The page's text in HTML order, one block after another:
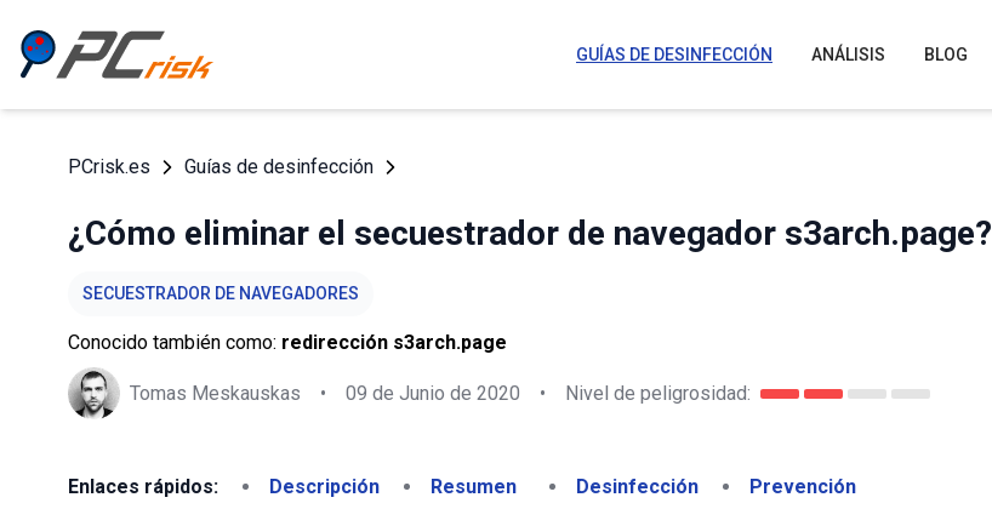
GUÍAS DE DESINFECCIÓN ANÁLISIS BLOG
PCrisk.es Guías de desinfección
¿Cómo eliminar el secuestrador de navegador s3arch.page?
SECUESTRADOR DE NAVEGADORES
Conocido también como: redirección s3arch.page
Tomas Meskauskas • 09 de Junio de 2020 • Nivel de peligrosidad:
Enlaces rápidos: Descripción Resumen Desinfección Prevención